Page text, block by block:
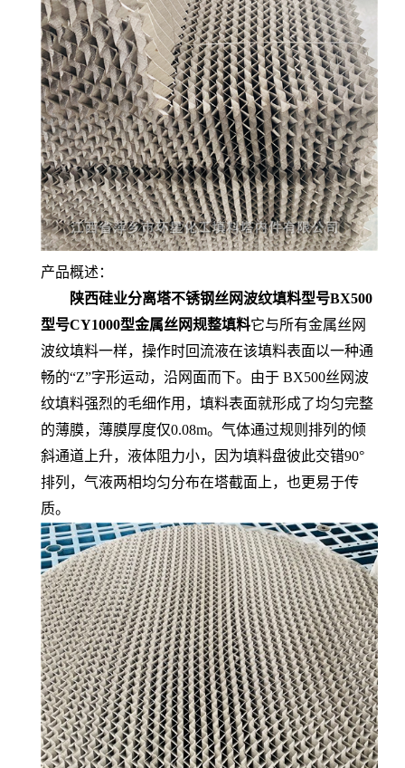
产品概述：
陕西硅业分离塔不锈钢丝网波纹填料型号BX500
型号CY1000型金属丝网规整填料它与所有金属丝网
波纹填料一样，操作时回流液在该填料表面以一种通
畅的“Z”字形运动，沿网面而下。由于 BX500丝网波
纹填料强烈的毛细作用，填料表面就形成了均匀完整
的薄膜，薄膜厚度仅0.08m。气体通过规则排列的倾
斜通道上升，液体阻力小，因为填料盘彼此交错90°
排列，气液两相均匀分布在塔截面上，也更易于传
质。